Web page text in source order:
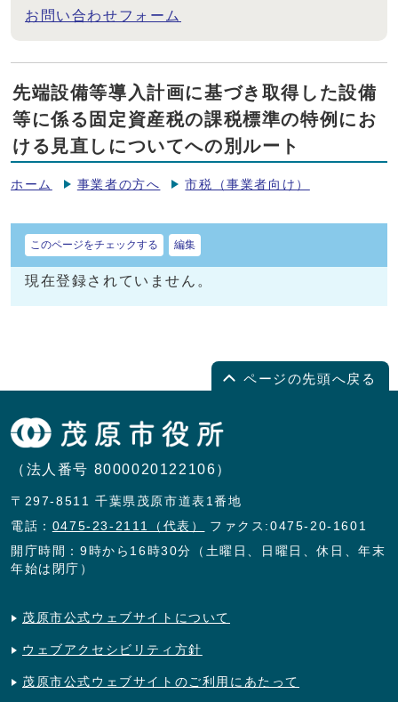
お問い合わせフォーム
先端設備等導入計画に基づき取得した設備
等に係る固定資産税の課税標準の特例にお
ける見直しについてへの別ルート
ホーム 事業者の方へ 市税（事業者向け）
このページをチェックする 編集
現在登録されていません。
ページの先頭へ戻る
（法人番号 8000020122106）
〒297-8511 千葉県茂原市道表1番地
電話： 0475-23-2111（代表）
ファクス:0475-20-1601
開庁時間：9時から16時30分（土曜日、日曜日、休日、年末
年始は閉庁）
茂原市公式ウェブサイトについて
ウェブアクセシビリティ方針
茂原市公式ウェブサイトのご利用にあたって